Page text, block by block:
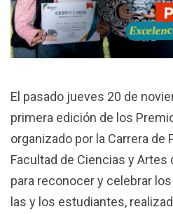
El pasado jueves 20 de
primera edición de los
organizado por la Carrera de
Facultad de Ciencias y Artes
para reconocer y celebrar
las y los estudiantes,